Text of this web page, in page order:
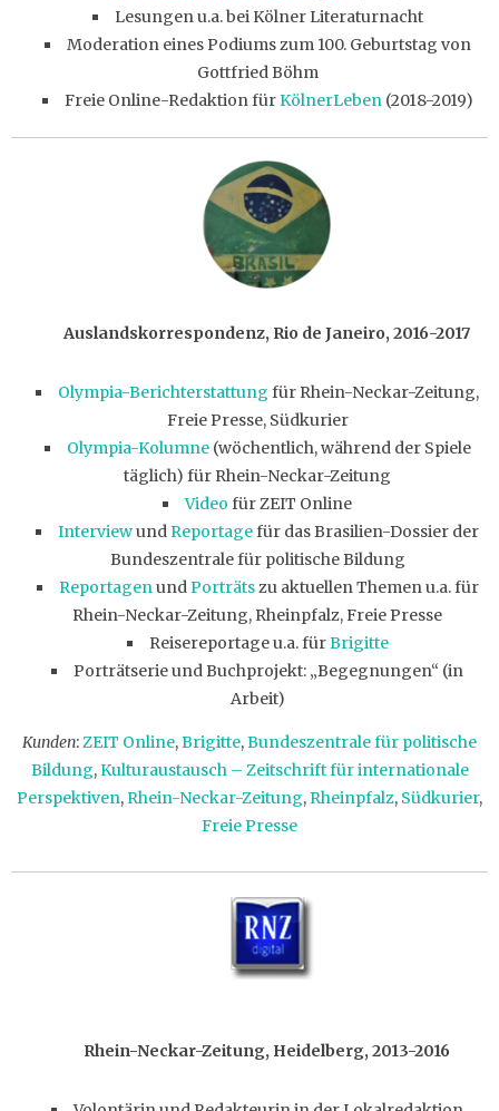
Lesungen u.a. bei Kölner Literaturnacht
Moderation eines Podiums zum 100. Geburtstag von
Gottfried Böhm
Freie Online-Redaktion fürKölnerLeben(2018-2019)
Auslandskorrespondenz, Rio de Janeiro, 2016-2017
Olympia-Berichterstattung für Rhein-Neckar-Zeitung,
Freie Presse, Südkurier
Olympia-Kolumne(wöchentlich, während der Spiele
täglich) für Rhein-Neckar-Zeitung
Video für ZEIT Online
InterviewundReportagefür das Brasilien-Dossier der
Bundeszentrale für politische Bildung
ReportagenundPorträtszu aktuellen Themen u.a. für
Rhein-Neckar-Zeitung, Rheinpfalz, Freie Presse
Reisereportage u.a. fürBrigitte
Porträtserie und Buchprojekt: „Begegnungen“ (in
Arbeit)
Kunden:ZEIT Online,Brigitte,Bundeszentrale für politische
Bildung,Kulturaustausch – Zeitschrift für internationale
Perspektiven,Rhein-Neckar-Zeitung,Rheinpfalz, Südkurier,
Freie Presse
Rhein-Neckar-Zeitung, Heidelberg, 2013-2016